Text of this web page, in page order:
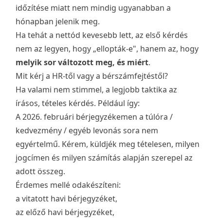
időzítése miatt nem mindig ugyanabban a
hónapban jelenik meg.
Ha tehát a nettód kevesebb lett, az első kérdés
nem az legyen, hogy „ellopták-e", hanem az, hogy
melyik sor változott meg, és miért.
Mit kérj a HR-től vagy a bérszámfejtéstől?
Ha valami nem stimmel, a legjobb taktika az
írásos, tételes kérdés. Például így:
A 2026. februári bérjegyzékemen a túlóra /
kedvezmény / egyéb levonás sora nem
egyértelmű. Kérem, küldjék meg tételesen, milyen
jogcímen és milyen számítás alapján szerepel az
adott összeg.
Érdemes mellé odakészíteni:
a vitatott havi bérjegyzéket,
az előző havi bérjegyzéket,